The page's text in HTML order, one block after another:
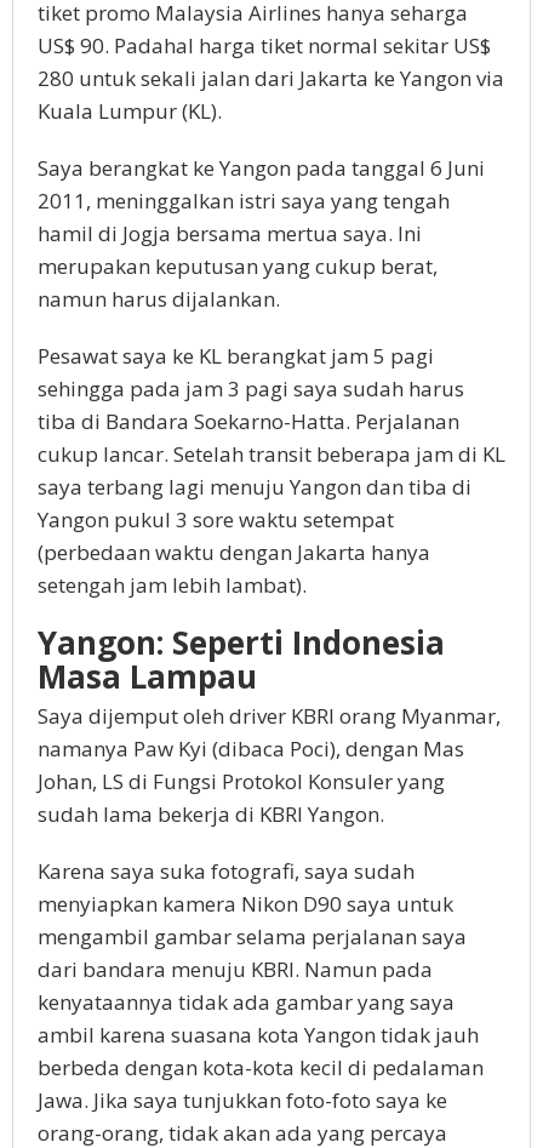
tiket promo Malaysia Airlines hanya seharga
US$ 90. Padahal harga tiket normal sekitar US$
280 untuk sekali jalan dari Jakarta ke Yangon via
Kuala Lumpur (KL).
Saya berangkat ke Yangon pada tanggal 6 Juni
2011, meninggalkan istri saya yang tengah
hamil di Jogja bersama mertua saya. Ini
merupakan keputusan yang cukup berat,
namun harus dijalankan.
Pesawat saya ke KL berangkat jam 5 pagi
sehingga pada jam 3 pagi saya sudah harus
tiba di Bandara Soekarno-Hatta. Perjalanan
cukup lancar. Setelah transit beberapa jam di KL
saya terbang lagi menuju Yangon dan tiba di
Yangon pukul 3 sore waktu setempat
(perbedaan waktu dengan Jakarta hanya
setengah jam lebih lambat).
Yangon: Seperti Indonesia
Masa Lampau
Saya dijemput oleh driver KBRI orang Myanmar,
namanya Paw Kyi (dibaca Poci), dengan Mas
Johan, LS di Fungsi Protokol Konsuler yang
sudah lama bekerja di KBRI Yangon.
Karena saya suka fotografi, saya sudah
menyiapkan kamera Nikon D90 saya untuk
mengambil gambar selama perjalanan saya
dari bandara menuju KBRI. Namun pada
kenyataannya tidak ada gambar yang saya
ambil karena suasana kota Yangon tidak jauh
berbeda dengan kota-kota kecil di pedalaman
Jawa. Jika saya tunjukkan foto-foto saya ke
orang-orang, tidak akan ada yang percaya